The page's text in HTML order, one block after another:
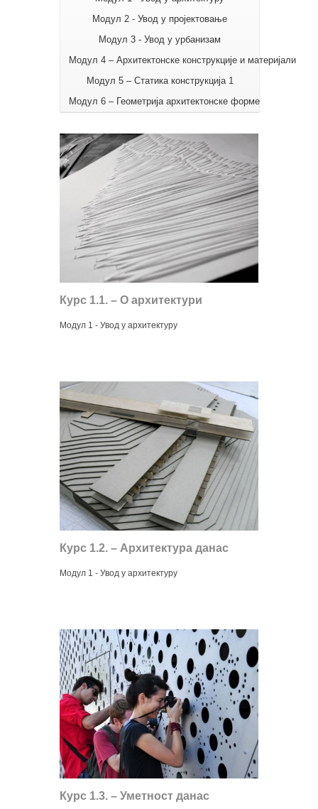
Модул 2 - Увод у пројектовање
Модул 3 - Увод у урбанизам
Модул 4 – Архитектонске конструкције и материјали
Модул 5 – Статика конструкција 1
Модул 6 – Геометрија архитектонске форме
Курс 1.1. – О архитектури
Модул 1 - Увод у архитектуру
Курс 1.2. – Архитектурa данас
Модул 1 - Увод у архитектуру
Курс 1.3. – Уметност данас